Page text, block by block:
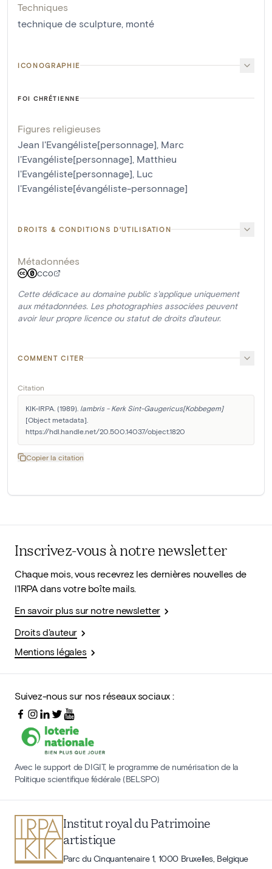
Techniques
technique de sculpture, monté
ICONOGRAPHIE
FOI CHRÉTIENNE
Figures religieuses
Jean l'Evangéliste[personnage], Marc
l'Evangéliste[personnage], Matthieu
l'Evangéliste[personnage], Luc
l'Evangéliste[évangéliste-personnage]
DROITS & CONDITIONS D'UTILISATION
Métadonnées
CC0
Cette dédicace au domaine public s'applique uniquement
aux métadonnées. Les photographies associées peuvent
avoir leur propre licence ou statut de droits d'auteur.
COMMENT CITER
Citation
KIK-IRPA. (1989). lambris - Kerk Sint-Gaugericus[Kobbegem]
[Object metadata].
https://hdl.handle.net/20.500.14037/object.1820
Copier la citation
Inscrivez-vous à notre newsletter
Chaque mois, vous recevrez les dernières nouvelles de
l'IRPA dans votre boîte mails.
En savoir plus sur notre newsletter
Droits d'auteur
Mentions légales
Suivez-nous sur nos réseaux sociaux :
Avec le support de DIGIT, le programme de numérisation de la
Politique scientifique fédérale (BELSPO)
Institut royal du Patrimoine
artistique
Parc du Cinquantenaire 1, 1000 Bruxelles, Belgique